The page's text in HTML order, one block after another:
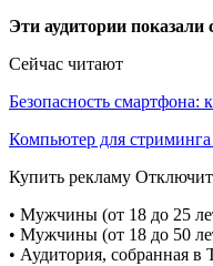
Эти аудитории
Сейчас читают
Безопасность
Компьютер для
Купить рекламу
• Мужчины (от 18 до 25
• Мужчины (от 18 до 50
• Аудитория, собранная в